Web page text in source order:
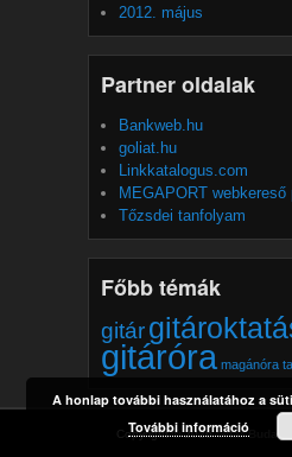
2012. május
Partner oldalak
Bankweb.hu
goliat.hu
Linkkatalogus.com
MEGAPORT webkereső
Tőzsdei tanfolyam
Főbb témák
gitár
gitáróra magánóra
Copyright © 2026Gitár
A honlap további használatához a
További információ